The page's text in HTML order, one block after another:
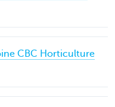
CBC Horticulture